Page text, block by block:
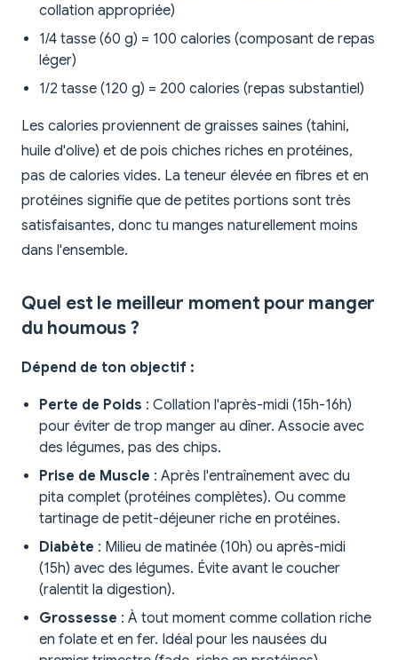
collation appropriée)
1/4 tasse (60 g) = 100 calories (composant de repas
léger)
1/2 tasse (120 g) = 200 calories (repas substantiel)
Les calories proviennent de graisses saines (tahini,
huile d'olive) et de pois chiches riches en protéines,
pas de calories vides. La teneur élevée en fibres et en
protéines signifie que de petites portions sont très
satisfaisantes, donc tu manges naturellement moins
dans l'ensemble.
Quel est le meilleur moment pour manger
du houmous ?
Dépend de ton objectif :
Perte de Poids : Collation l'après-midi (15h-16h)
pour éviter de trop manger au dîner. Associe avec
des légumes, pas des chips.
Prise de Muscle : Après l'entraînement avec du
pita complet (protéines complètes). Ou comme
tartinage de petit-déjeuner riche en protéines.
Diabète : Milieu de matinée (10h) ou après-midi
(15h) avec des légumes. Évite avant le coucher
(ralentit la digestion).
Grossesse : À tout moment comme collation riche
en folate et en fer. Idéal pour les nausées du